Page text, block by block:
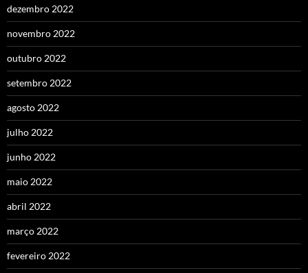
dezembro 2022
novembro 2022
outubro 2022
setembro 2022
agosto 2022
julho 2022
junho 2022
maio 2022
abril 2022
março 2022
fevereiro 2022